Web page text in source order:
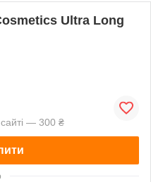
Ultra Long
— 300 ₴